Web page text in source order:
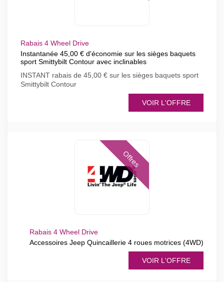
Rabais 4 Wheel Drive
Instantanée 45,00 € d'économie sur les sièges baquets
sport Smittybilt Contour avec inclinables
INSTANT rabais de 45,00 € sur les sièges baquets sport
Smittybilt Contour
VOIR L'OFFRE
Offres
Rabais 4 Wheel Drive
Accessoires Jeep Quincaillerie 4 roues motrices (4WD)
VOIR L'OFFRE